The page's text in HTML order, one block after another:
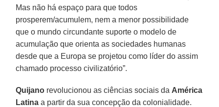
Mas não há espaço para que todos
prosperem/acumulem, nem a menor possibilidade
que o mundo circundante suporte o modelo de
acumulação que orienta as sociedades humanas
desde que a Europa se projetou como líder do assim
chamado processo civilizatório”.
Quijano revolucionou as ciências sociais da América
Latina a partir da sua concepção da colonialidade.